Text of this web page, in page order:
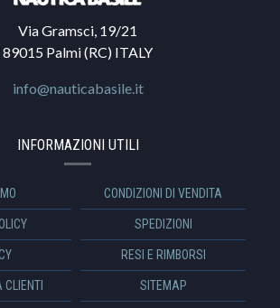
Via Gramsci, 19/21
89015 Palmi (RC) ITALY
info@nauticabasile.it
INFORMAZIONI UTILI
CONDIZIONI DI VENDITA
SPEDIZIONI
RESI E RIMBORSI
SITEMAP